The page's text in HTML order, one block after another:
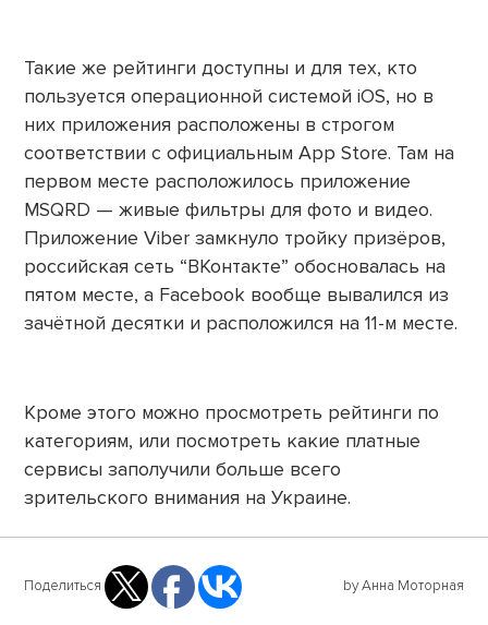
Такие же рейтинги доступны и для тех, кто
пользуется операционной системой iOS, но в
них приложения расположены в строгом
соответствии с официальным App Store. Там на
первом месте расположилось приложение
MSQRD — живые фильтры для фото и видео.
Приложение Viber замкнуло тройку призёров,
российская сеть “ВКонтакте” обосновалась на
пятом месте, а Facebook вообще вывалился из
зачётной десятки и расположился на 11-м месте.
Кроме этого можно просмотреть рейтинги по
категориям, или посмотреть какие платные
сервисы заполучили больше всего
зрительского внимания на Украине.
Поделиться by Анна Моторная